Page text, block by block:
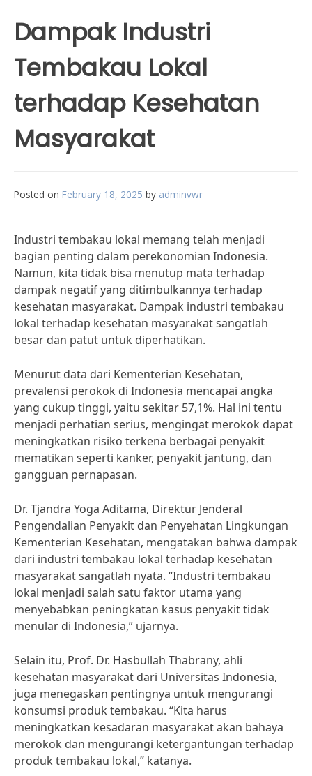
Dampak Industri
Tembakau Lokal
terhadap Kesehatan
Masyarakat
Posted on February 18, 2025 by adminvwr
Industri tembakau lokal memang telah menjadi
bagian penting dalam perekonomian Indonesia.
Namun, kita tidak bisa menutup mata terhadap
dampak negatif yang ditimbulkannya terhadap
kesehatan masyarakat. Dampak industri tembakau
lokal terhadap kesehatan masyarakat sangatlah
besar dan patut untuk diperhatikan.
Menurut data dari Kementerian Kesehatan,
prevalensi perokok di Indonesia mencapai angka
yang cukup tinggi, yaitu sekitar 57,1%. Hal ini tentu
menjadi perhatian serius, mengingat merokok dapat
meningkatkan risiko terkena berbagai penyakit
mematikan seperti kanker, penyakit jantung, dan
gangguan pernapasan.
Dr. Tjandra Yoga Aditama, Direktur Jenderal
Pengendalian Penyakit dan Penyehatan Lingkungan
Kementerian Kesehatan, mengatakan bahwa dampak
dari industri tembakau lokal terhadap kesehatan
masyarakat sangatlah nyata. “Industri tembakau
lokal menjadi salah satu faktor utama yang
menyebabkan peningkatan kasus penyakit tidak
menular di Indonesia,” ujarnya.
Selain itu, Prof. Dr. Hasbullah Thabrany, ahli
kesehatan masyarakat dari Universitas Indonesia,
juga menegaskan pentingnya untuk mengurangi
konsumsi produk tembakau. “Kita harus
meningkatkan kesadaran masyarakat akan bahaya
merokok dan mengurangi ketergantungan terhadap
produk tembakau lokal,” katanya.